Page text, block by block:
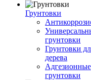
Грунтовки
грунтовки
Грунтовки
дерева
Адгезионные
грунтовки